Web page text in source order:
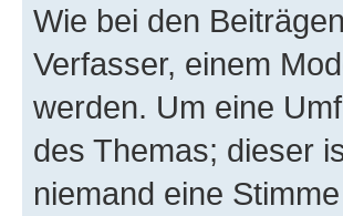
Wie bei den
Verfasser, einem
werden. Um eine
des Themas; dieser
niemand eine